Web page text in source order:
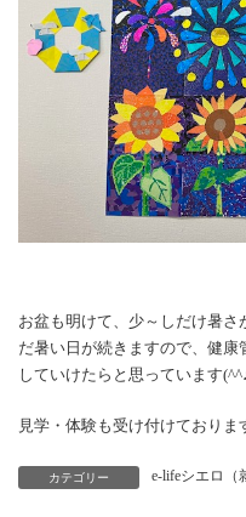
お盆も明けて、少～しだけ暑さ
だ暑い日が続きますので、健
していけたらと思っています
見学・体験も受け付けておりま
カテゴリー e-lifeシエロ（